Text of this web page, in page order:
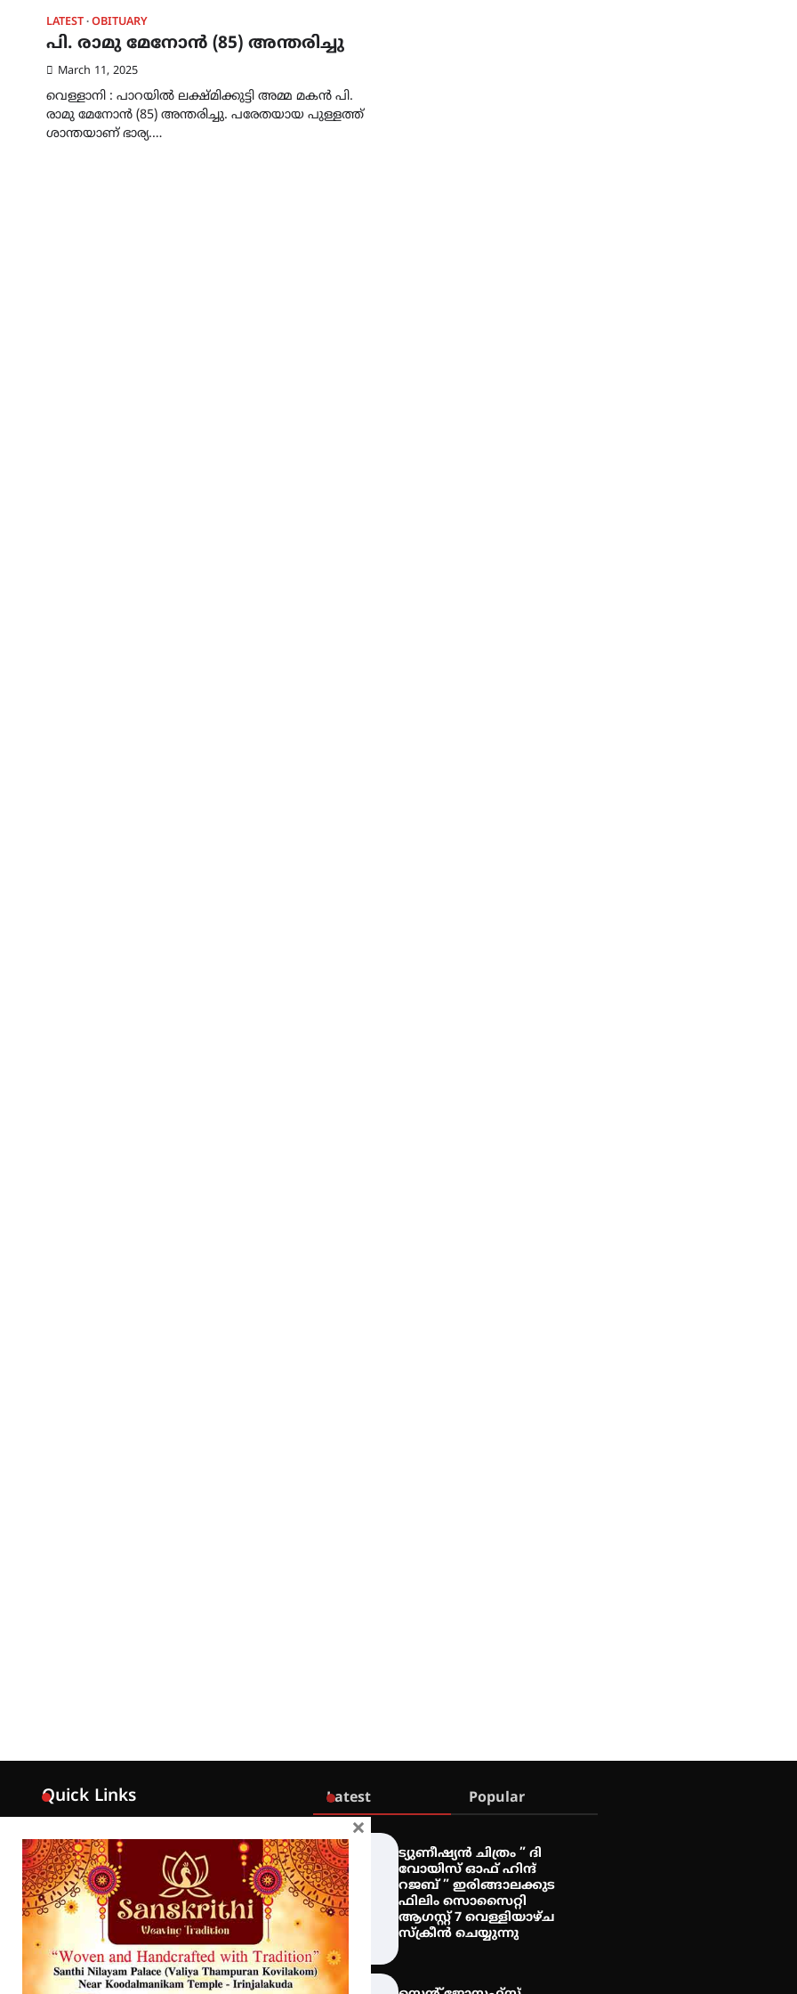
LATEST OBITUARY
പി. രാമു മേനോൻ (85) അന്തരിച്ചു
March 11, 2025
വെള്ളാനി : പാറയിൽ ലക്ഷ്മിക്കുട്ടി അമ്മ മകൻ പി.
രാമു മേനോൻ (85) അന്തരിച്ചു. പരേതയായ പുള്ളത്ത്
ശാന്തയാണ് ഭാര്യ.…
Quick Links
Latest
Exclusive
Sanchari
Contact
Crime
Latest Popular
ട്യുണീഷ്യൻ ചിത്രം ” ദി
വോയിസ് ഓഫ് ഹിന്ദ്
റജബ് ” ഇരിങ്ങാലക്കുട
ഫിലിം സൊസൈറ്റി
ആഗസ്റ്റ് 7 വെള്ളിയാഴ്ച
സ്‌ക്രീൻ ചെയ്യുന്നു
×